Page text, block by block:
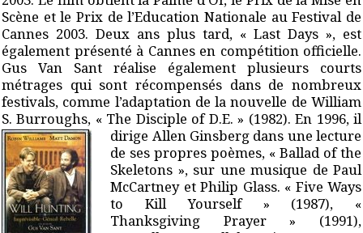
Scène et le Prix de l’Education Nationale au Festival de
Cannes 2003. Deux ans plus tard, « Last Days », est
également présenté à Cannes en compétition officielle.
Gus Van Sant réalise également plusieurs courts
métrages qui sont récompensés dans de nombreux
festivals, comme l’adaptation de la nouvelle de William
S. Burroughs, « The Disciple of D.E. » (1982). En 1996, il
dirige Allen Ginsberg dans une lecture
de ses propres poèmes, « Ballad of the
Skeletons », sur une musique de Paul
McCartney et Philip Glass. « Five Ways
to Kill Yourself » (1987), «
Thanksgiving
Prayer » (1991),